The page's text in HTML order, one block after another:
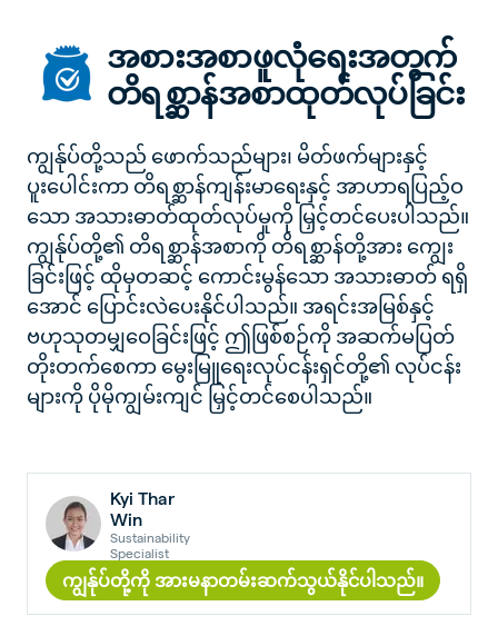
အစားအစာဖူလုံရေးအတွက်
တိရစ္ဆာန်အစာထုတ်လုပ်ခြင်း
ကျွန်ုပ်တို့သည် ဖောက်သည်များ၊ မိတ်ဖက်များနှင့်
ပူးပေါင်းကာ တိရစ္ဆာန်ကျန်းမာရေးနှင့် အာဟာရပြည့်ဝ
သော အသားဓာတ်ထုတ်လုပ်မှုကို မြှင့်တင်ပေးပါသည်။
ကျွန်ုပ်တို့၏ တိရစ္ဆာန်အစာကို တိရစ္ဆာန်တို့အား ကျွေး
ခြင်းဖြင့် ထိုမှတဆင့် ကောင်းမွန်သော အသားဓာတ် ရရှိ
အောင် ပြောင်းလဲပေးနိုင်ပါသည်။ အရင်းအမြစ်နှင့်
ဗဟုသုတမျှဝေခြင်းဖြင့် ဤဖြစ်စဉ်ကို အဆက်မပြတ်
တိုးတက်စေကာ မွေးမြူရေးလုပ်ငန်းရှင်တို့၏ လုပ်ငန်း
များကို ပိုမိုကျွမ်းကျင် မြှင့်တင်စေပါသည်။
Kyi Thar
Win
Sustainability
Specialist
ကျွန်ုပ်တို့ကို အားမနာတမ်းဆက်သွယ်နိုင်ပါသည်။